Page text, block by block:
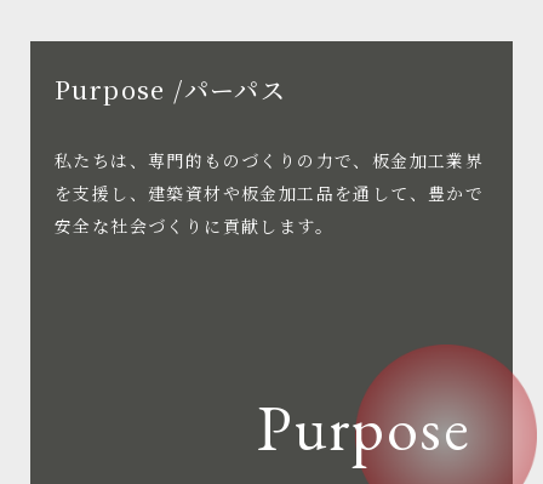
Purpose /パーパス
私たちは、専門的ものづくりの力で、板金加工業界
を支援し、建築資材や板金加工品を通して、豊かで
安全な社会づくりに貢献します。
Purpose